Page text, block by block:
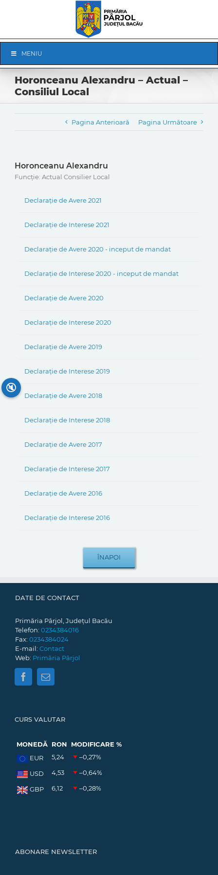
Navigation
MENIU
Horonceanu Alexandru – Actual –
Consiliul Local
Pagina Anterioară Pagina Următoare
Horonceanu Alexandru
Funcție: Actual Consilier Local
Declarație de Avere 2021
Declarație de Interese 2021
Declarație de Avere 2020 - inceput de mandat
Declarație de Interese 2020 - inceput de mandat
Declarație de Avere 2020
Declarație de Interese 2020
Declarație de Avere 2019
Declarație de Interese 2019
Declarație de Avere 2018
Declarație de Interese 2018
Declarație de Avere 2017
Declarație de Interese 2017
Declarație de Avere 2016
Declarație de Interese 2016
DATE DE CONTACT
Primăria Pârjol, Județul Bacău
Telefon: 0234384016
Fax: 0234384024
E-mail: Contact
Web: Primăria Pârjol
CURS VALUTAR
MONEDĂ RON
MODIFICARE %
EUR
5,24 –0,27%
USD 4,53 –0,64%
GBP 6,12 –0,28%
ABONARE NEWSLETTER
🔇